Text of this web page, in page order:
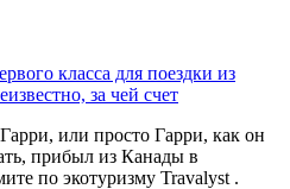
класса для поездки из
за чей счет
или просто Гарри, как он
прибыл из Канады в
по экотуризму Travalyst .